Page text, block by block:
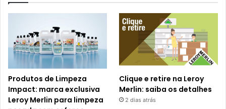
Produtos de Limpeza
Impact: marca exclusiva
Leroy Merlin para limpeza
Clique e retire na Leroy
Merlin: saiba os detalhes
2 dias atrás